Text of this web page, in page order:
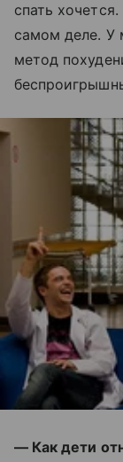
спать
самом деле. У
метод
— Как дети